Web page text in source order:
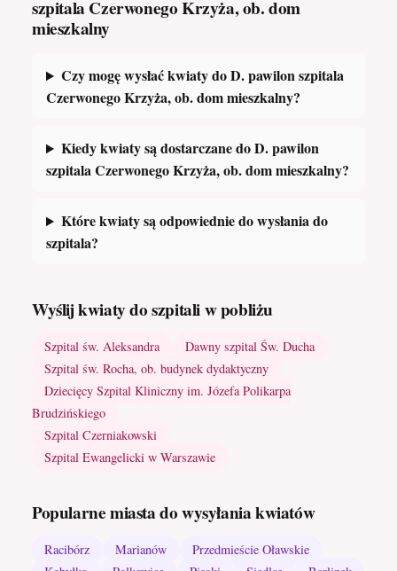
szpitala Czerwonego Krzyża, ob. dom
mieszkalny
Czy mogę wysłać kwiaty do D. pawilon szpitala
Czerwonego Krzyża, ob. dom mieszkalny?
Kiedy kwiaty są dostarczane do D. pawilon
szpitala Czerwonego Krzyża, ob. dom mieszkalny?
Które kwiaty są odpowiednie do wysłania do
szpitala?
Wyślij kwiaty do szpitali w pobliżu
Szpital św. Aleksandra
Dawny szpital Św. Ducha
Szpital św. Rocha, ob. budynek dydaktyczny
Dziecięcy Szpital Kliniczny im. Józefa Polikarpa
Brudzińskiego
Szpital Czerniakowski
Szpital Ewangelicki w Warszawie
Popularne miasta do wysyłania kwiatów
Racibórz Marianów
Przedmieście Oławskie